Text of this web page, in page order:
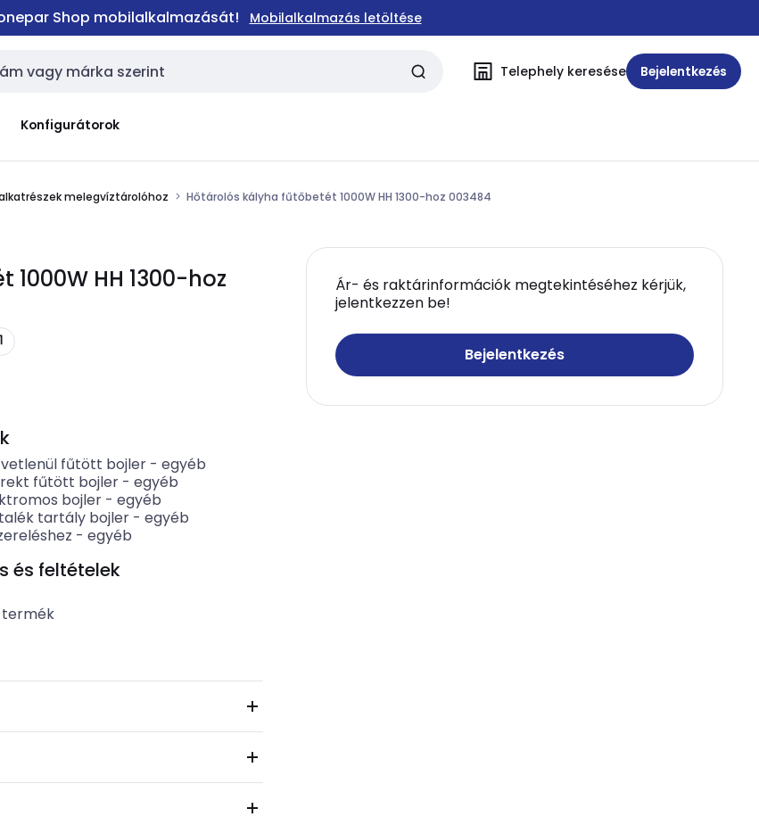
Shop mobilalkalmazását! Mobilalkalmazás letöltése
Telephely keresése Bejelentkezés
Konfigurátorok
melegvíztárolóhoz Hőtárolós kályha fűtőbetét 1000W HH 1300-hoz 003484
HH 1300-hoz
Ár- és raktárinformációk megtekintéséhez kérjük,
jelentkezzen be!
Bejelentkezés
fűtött bojler- egyéb
fűtött bojler- egyéb
bojler- egyéb
tartály bojler- egyéb
- egyéb
és feltételek